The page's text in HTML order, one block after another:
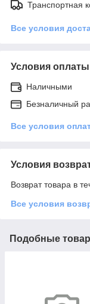
Транспортная
Все условия
Условия оплаты
Наличными
Безналичный
Все условия
Условия
Возврат товара в
Все условия
Подобные